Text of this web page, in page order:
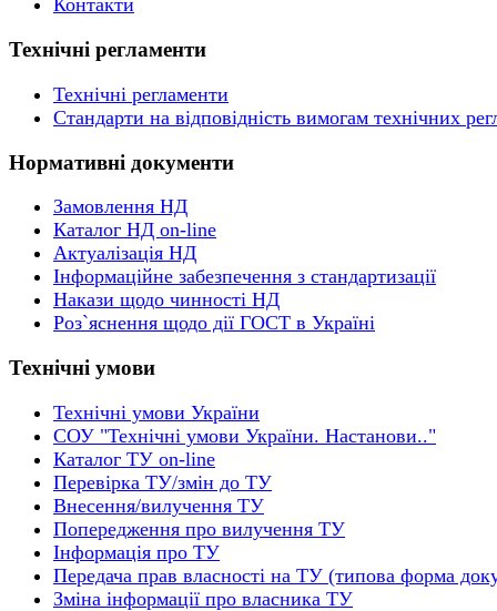
Контакти
Технічні регламенти
Технічні регламенти
Стандарти на відповідність вимогам технічних
Нормативні документи
Замовлення НД
Каталог НД on-line
Актуалізація НД
Інформаційне забезпечення з стандартизації
Накази щодо чинності НД
Роз`яснення щодо дії ГОСТ в Україні
Технічні умови
Технічні умови України
СОУ "Технічні умови України. Настанови.."
Каталог ТУ on-line
Перевірка ТУ/змін до ТУ
Внесення/вилучення ТУ
Попередження про вилучення ТУ
Інформація про ТУ
Передача прав власності на ТУ (типова форма
Зміна інформації про власника ТУ